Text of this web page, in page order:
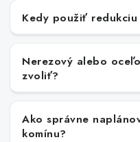
Akcie, Zľavy
Kontakty Poštovné a
Reklamačné podmienky
Podmienky ochrany
Kedy použiť
Nerezový alebo
zvoliť?
Ako správne
komínu?